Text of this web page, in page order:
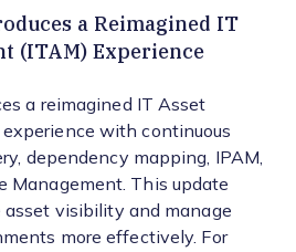
a Reimagined IT
(ITAM) Experience
a reimagined IT Asset
with continuous
dependency mapping, IPAM,
Management. This update
asset visibility and manage
more effectively. For